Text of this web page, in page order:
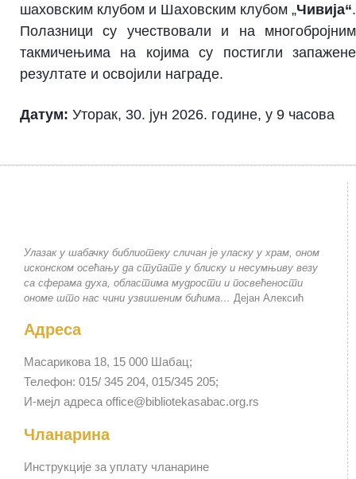
шаховским клубом и Шаховским клубом „Чивија“.
Полазници су учествовали и на многобројним
такмичењима на којима су постигли запажене
резултате и освојили награде.
Датум: Уторак, 30. јун 2026. године, у 9 часова
Улазак у шабачку библиотеку сличан је уласку у храм, оном
исконском осећању да ступате у блиску и несумњиву везу
са сферама духа, областима мудрости и посвећености
ономе што нас чини узвишеним бићима… Дејан Алексић
Адреса
Масарикова 18, 15 000 Шабац;
Телефон: 015/ 345 204, 015/345 205;
И-мејл адреса office@bibliotekasabac.org.rs
Чланарина
Инструкције за уплату чланарине